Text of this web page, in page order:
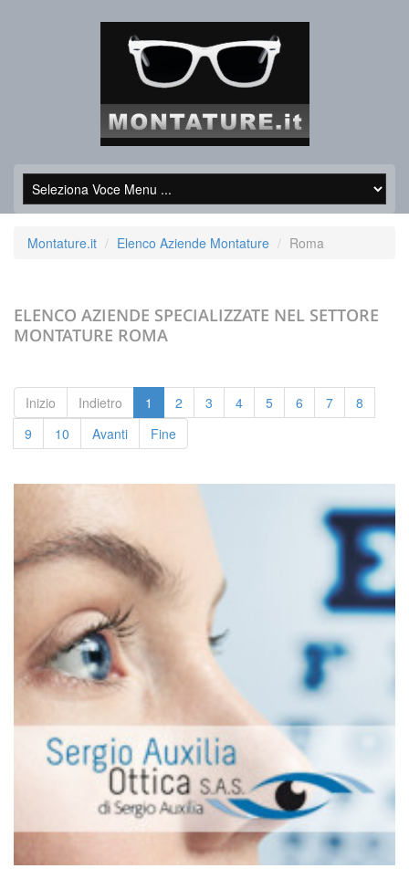
Montature.it Elenco Aziende Montature Roma
ELENCO AZIENDE SPECIALIZZATE NEL SETTORE
MONTATURE ROMA
Inizio Indietro 1 2 3 4 5 6 7
8
9
10 Avanti Fine